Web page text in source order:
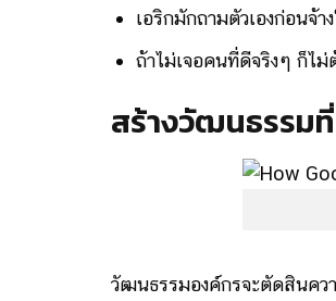
เอริกมักถามตัวเองก่อนจ้
ถ้าไม่เจอคนที่ดีจริงๆ ก็ไม่
สร้างวัฒนธรรม
วัฒนธรรมองค์กรจะตัดสินคว